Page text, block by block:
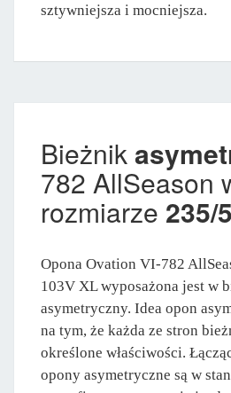
sztywniejsza i mocniejsza.
Bieżnik
782 AllSeason
rozmiarze 235/
Opona Ovation VI-782
103V XL wyposażona jest w
asymetryczny. Idea opon
na tym, że każda ze stron
określone właściwości.
opony asymetryczne są w